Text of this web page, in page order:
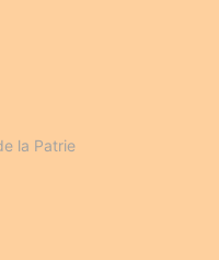
la Patrie